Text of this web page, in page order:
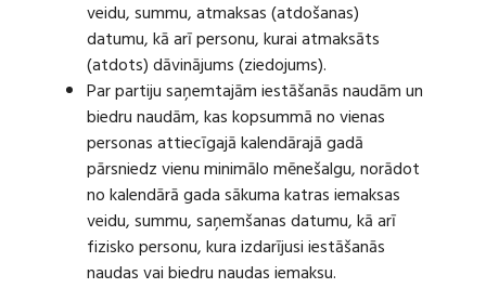
veidu, summu, atmaksas (atdošanas)
datumu, kā arī personu, kurai atmaksāts
(atdots) dāvinājums (ziedojums).
Par partiju saņemtajām iestāšanās naudām un
biedru naudām, kas kopsummā no vienas
personas attiecīgajā kalendārajā gadā
pārsniedz vienu minimālo mēnešalgu, norādot
no kalendārā gada sākuma katras iemaksas
veidu, summu, saņemšanas datumu, kā arī
fizisko personu, kura izdarījusi iestāšanās
naudas vai biedru naudas iemaksu.